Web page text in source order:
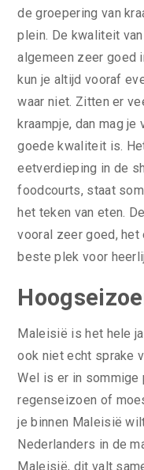
de groepering van
plein. De kwaliteit
algemeen zeer goed
kun je altijd vooraf
waar niet. Zitten er
kraampje, dan mag
goede kwaliteit is.
eetverdieping in de
foodcourts, staat
het teken van eten.
vooral zeer goed,
beste plek voor
Maleisië is het hele
ook niet echt sprake
Wel is er in sommige
regenseizoen of
je binnen Maleisië
Nederlanders in de
Maleisië, dit valt